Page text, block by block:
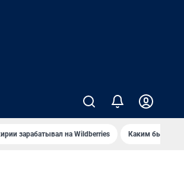
зарабатывал на Wildberries Каким было